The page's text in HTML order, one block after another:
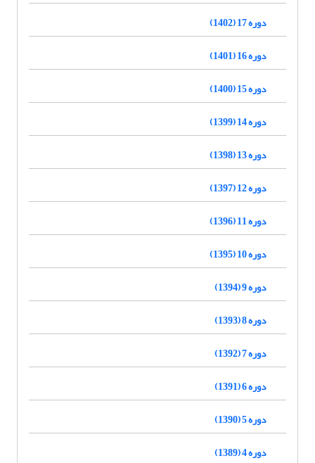
دوره 17 (1402)
دوره 16 (1401)
دوره 15 (1400)
دوره 14 (1399)
دوره 13 (1398)
دوره 12 (1397)
دوره 11 (1396)
دوره 10 (1395)
دوره 9 (1394)
دوره 8 (1393)
دوره 7 (1392)
دوره 6 (1391)
دوره 5 (1390)
دوره 4 (1389)